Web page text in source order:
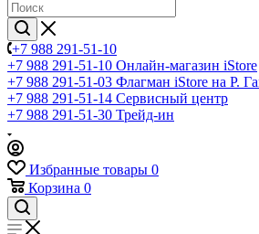
+7 988 291-51-10
+7 988 291-51-10 Онлайн-магазин iStore
+7 988 291-51-03 Флагман iStore на Р.
+7 988 291-51-14 Сервисный центр
+7 988 291-51-30 Трейд-ин
Избранные товары 0
Корзина 0